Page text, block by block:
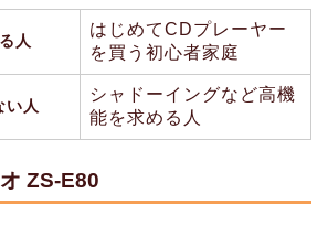
人
はじめてCDプレーヤー
を買う初心者家庭
い人
シャドーイングなど高機
能を求める人
ZS-E80